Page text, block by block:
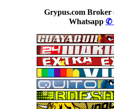
Grypus.com Broker
Whatsapp ✆